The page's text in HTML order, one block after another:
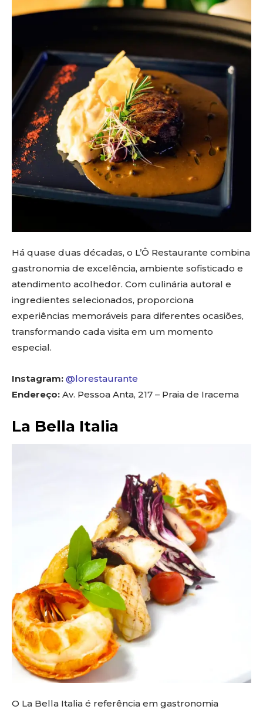
Há quase duas décadas, o L’Ô Restaurante combina
gastronomia de excelência, ambiente sofisticado e
atendimento acolhedor. Com culinária autoral e
ingredientes selecionados, proporciona
experiências memoráveis para diferentes ocasiões,
transformando cada visita em um momento
especial.
Instagram: @lorestaurante
Endereço: Av. Pessoa Anta, 217 – Praia de Iracema
La Bella Italia
O La Bella Italia é referência em gastronomia